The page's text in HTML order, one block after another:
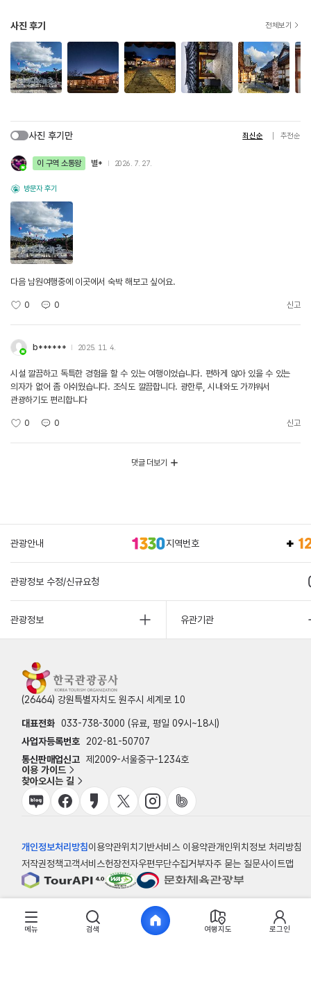
사진 후기 전체보기
사진 후기만 최신순 추천순
이 구역 소통왕 별* 2026. 7. 27.
방문자 후기
다음 남원여행중에 이곳에서 숙박 해보고 싶어요.
0 0 신고
b****** 2025. 11. 4.
시설 깔끔하고 독특한 경험을 할 수 있는 여행이었습니다. 편하게 않아 있을 수 있는
의자가 없어 좀 아쉬웠습니다. 조식도 깔끔합니다. 광한루, 시내와도 가꺄워서
관광하기도 편리합니다
0 0 신고
댓글 더보기
관광안내 지역번호
관광정보 수정/신규요청
관광정보 유관기관
(26464) 강원특별자치도 원주시 세계로 10
대표전화 033-738-3000 (유료, 평일 09시~18시)
사업자등록번호
202-81-50707
통신판매업신고 제2009-서울중구-1234호
이용 가이드
찾아오시는 길
개인정보처리방침이용약관위치기반서비스 이용약관개인위치정보 처리방침
저작권정책고객서비스헌장전자우편무단수집거부자주 묻는 질문사이트맵
© 한국관광공사
메뉴 검색 여행지도 로그인